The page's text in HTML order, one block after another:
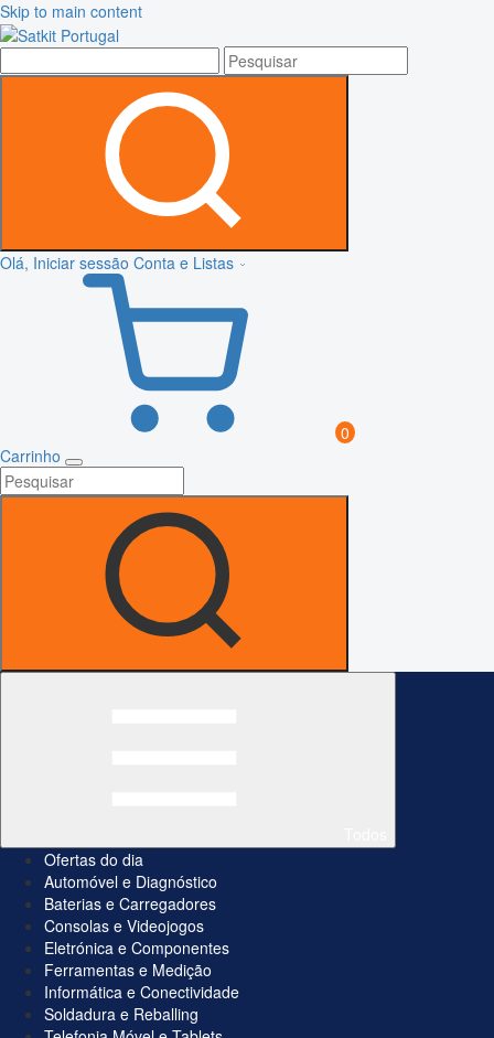
Skip to main content
Olá, Iniciar sessão Conta e Listas
0
Carrinho
Ofertas do dia
Automóvel e Diagnóstico
Baterias e Carregadores
Consolas e Videojogos
Eletrónica e Componentes
Ferramentas e Medição
Informática e Conectividade
Soldadura e Reballing